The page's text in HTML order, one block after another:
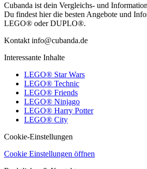
Cubanda ist dein Vergleichs- und
Du findest hier die besten Angebote und
LEGO® oder DUPLO®.
Kontakt info@cubanda.de
Interessante Inhalte
LEGO® Star Wars
LEGO® Technic
LEGO® Friends
LEGO® Ninjago
LEGO® Harry Potter
LEGO® City
Cookie-Einstellungen
Cookie Einstellungen öffnen